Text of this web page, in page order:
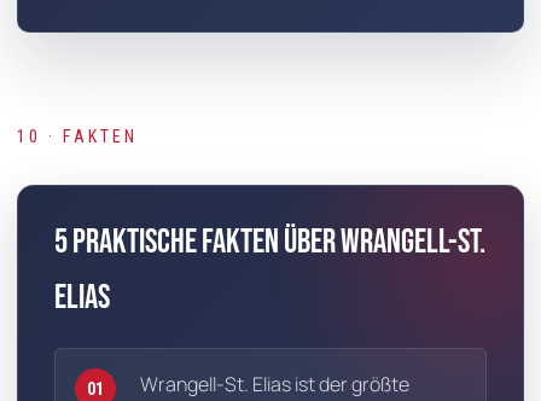
10 · FAKTEN
5 praktische Fakten über Wrangell-St.
Elias
01
Wrangell-St. Elias ist der größte